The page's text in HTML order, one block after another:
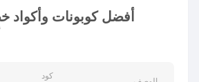
أفضل كوبونات وأكواد
كود